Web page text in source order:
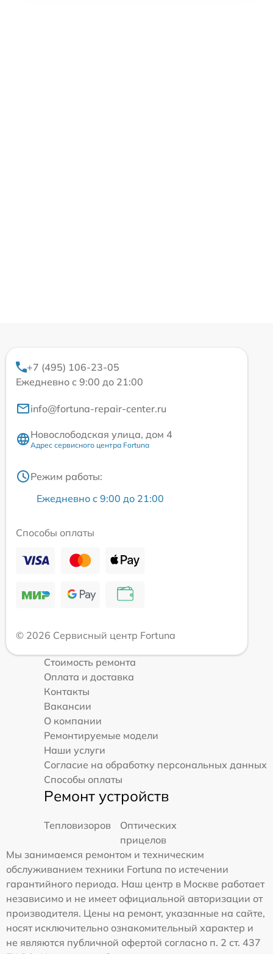
+7 (495) 106-23-05
Ежедневно с 9:00 до 21:00
info@fortuna-repair-center.ru
Новослободская улица, дом 4
Адрес сервисного центра Fortuna
Режим работы:
Ежедневно с 9:00 до 21:00
Способы оплаты
© 2026 Сервисный центр Fortuna
Стоимость ремонта
Оплата и доставка
Контакты
Вакансии
О компании
Ремонтируемые модели
Наши услуги
Согласие на обработку персональных данных
Способы оплаты
Ремонт устройств
Тепловизоров
Оптических
прицелов
Мы занимаемся ремонтом и техническим
обслуживанием техники Fortuna по истечении
гарантийного периода. Наш центр в Москве работает
независимо и не имеет официальной авторизации от
производителя. Цены на ремонт, указанные на сайте,
носят исключительно ознакомительный характер и
не являются публичной офертой согласно п. 2 ст. 437